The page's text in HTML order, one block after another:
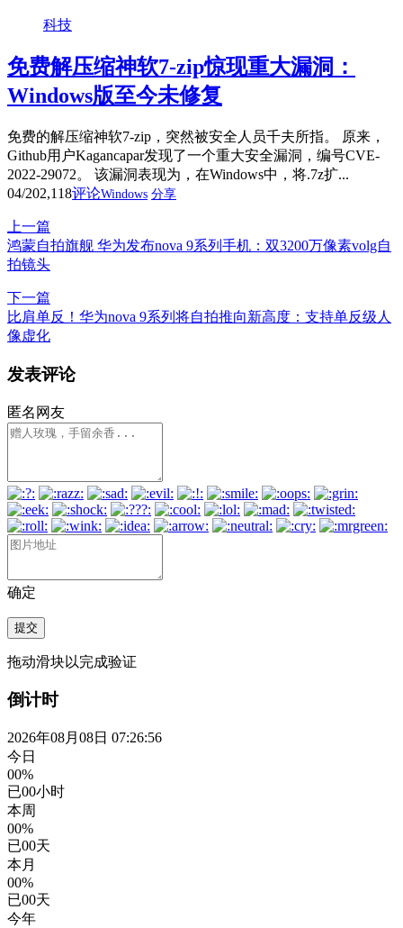
科技
免费解压缩神软7-zip惊现重大漏洞：
Windows版至今未修复
免费的解压缩神软7-zip，突然被安全人员千夫所指。 原来，
Github用户Kagancapar发现了一个重大安全漏洞，编号CVE-
2022-29072。 该漏洞表现为，在Windows中，将.7z扩...
04/202,118评论Windows 分享
上一篇
鸿蒙自拍旗舰 华为发布nova 9系列手机：双3200万像素volg自
拍镜头
下一篇
比肩单反！华为nova 9系列将自拍推向新高度：支持单反级人
像虚化
发表评论
匿名网友
确定
提交
拖动滑块以完成验证
倒计时
2026年08月08日 07:26:57
今日
00%
已00小时
本周
00%
已00天
本月
00%
已00天
今年